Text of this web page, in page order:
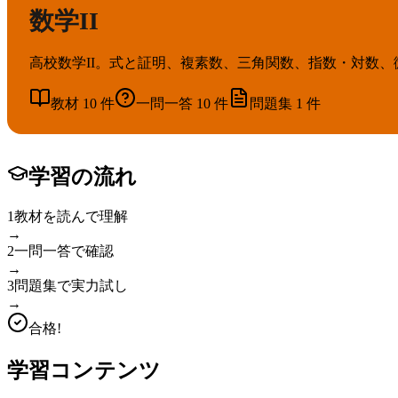
数学II
高校数学II。式と証明、複素数、三角関数、指数・対数、
教材 10 件 一問一答 10 件 問題集 1 件
学習の流れ
1教材を読んで理解
→
2一問一答で確認
→
3問題集で実力試し
→
合格!
学習コンテンツ